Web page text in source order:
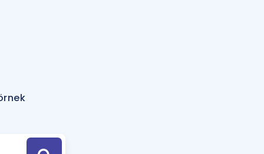
Hesaplama Aracı
için Öneriler
Tek Takvimde